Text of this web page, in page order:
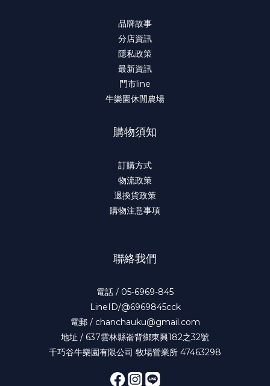
品牌故事
分店資訊
隱私政策
最新資訊
門市line
牛樂園休閒農場
購物須知
訂購方式
物流政策
退換貨政策
購物注意事項
聯絡我們
電話 / 05-6969-845
LineID/@6969845cck
電郵 / chanchauku@gmail.com
地址 / 637雲林縣崙背鄉東興182之32號
千巧谷牛樂園有限公司 牧場營業所 47463298